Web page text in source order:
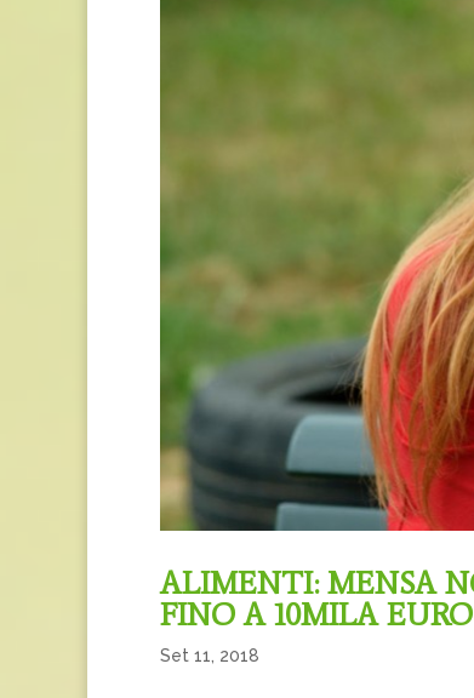
ALIMENTI: MENSA
FINO A 10MILA EURO
Set 11, 2018